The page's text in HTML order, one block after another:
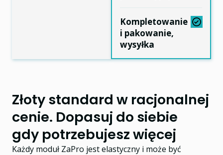
Kompletowanie
i pakowanie,
wysyłka
Złoty standard w racjonalnej
cenie. Dopasuj do siebie
gdy potrzebujesz więcej
Każdy moduł ZaPro jest elastyczny i może być